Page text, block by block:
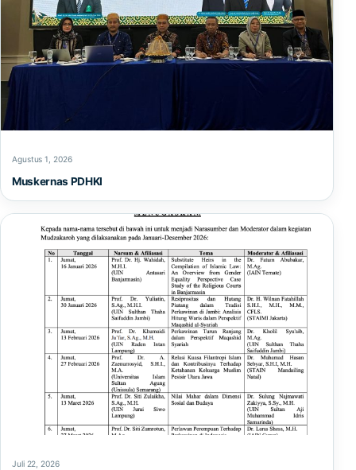
Agustus 1, 2026
Muskernas PDHKI
Juli 22, 2026